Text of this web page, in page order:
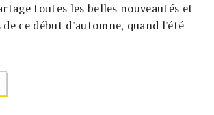
toutes les belles nouveautés et
ce début d'automne, quand l'été